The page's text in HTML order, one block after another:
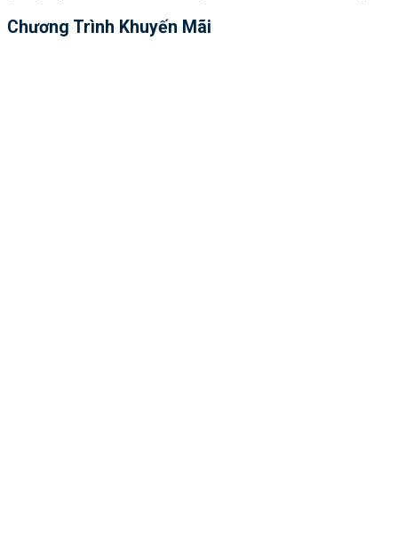
Chương Trình Khuyến Mãi